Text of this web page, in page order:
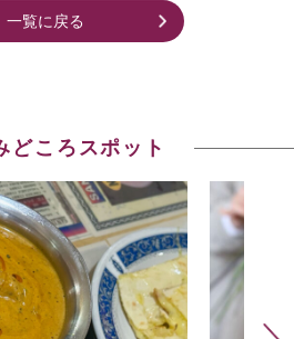
一覧に戻る
どころスポット